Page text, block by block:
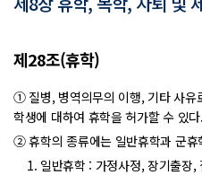
제28조(휴학)
① 질병, 병역의무의 이행, 기타 사유
학생에 대하여 휴학을 허가할 수 있다.
② 휴학의 종류에는 일반휴학과 군휴
1. 일반휴학 : 가정사정, 장기출장,